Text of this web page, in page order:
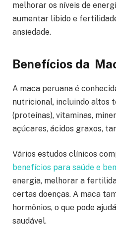
melhorar os níveis de
aumentar libido e
ansiedade.
Benefícios da
A maca peruana é
nutricional, incluindo altos
(proteínas), vitaminas,
açúcares, ácidos graxos,
Vários estudos clínicos
benefícios para saúde e
energia, melhorar a
certas doenças. A maca
hormônios, o que pode
saudável.